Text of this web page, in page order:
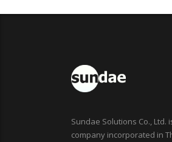
Sundae Solutions Co., Ltd.
company incorporated in